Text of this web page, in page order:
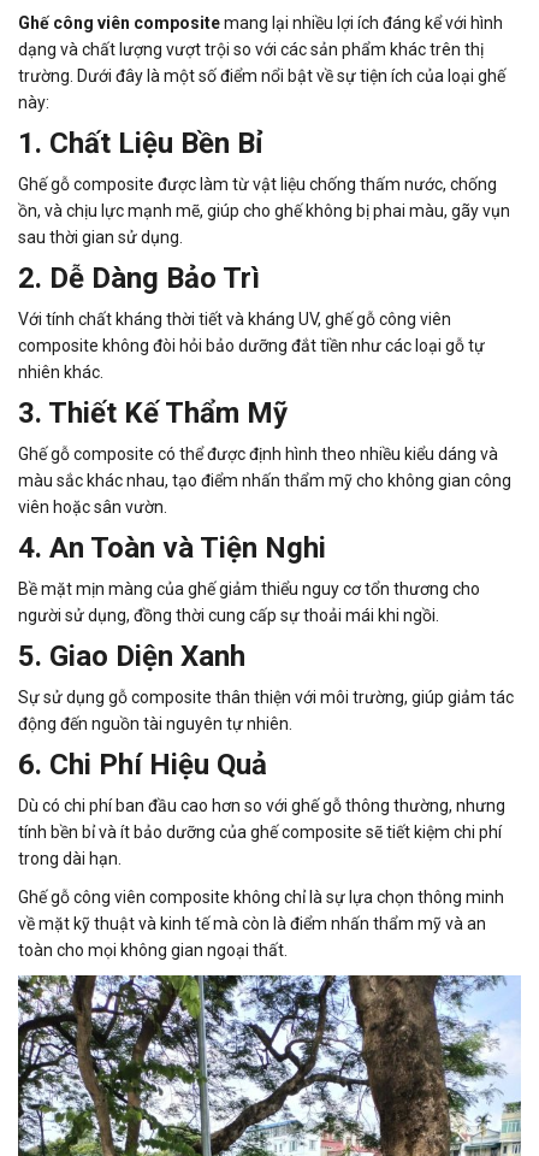
Ghế công viên compositemang lại nhiều lợi ích đáng kể với hình
dạng và chất lượng vượt trội so với các sản phẩm khác trên thị
trường. Dưới đây là một số điểm nổi bật về sự tiện ích của loại ghế
này:
1. Chất Liệu Bền Bỉ
Ghế gỗ composite được làm từ vật liệu chống thấm nước, chống
ồn, và chịu lực mạnh mẽ, giúp cho ghế không bị phai màu, gãy vụn
sau thời gian sử dụng.
2. Dễ Dàng Bảo Trì
Với tính chất kháng thời tiết và kháng UV, ghế gỗ công viên
composite không đòi hỏi bảo dưỡng đắt tiền như các loại gỗ tự
nhiên khác.
3. Thiết Kế Thẩm Mỹ
Ghế gỗ composite có thể được định hình theo nhiều kiểu dáng và
màu sắc khác nhau, tạo điểm nhấn thẩm mỹ cho không gian công
viên hoặc sân vườn.
4. An Toàn và Tiện Nghi
Bề mặt mịn màng của ghế giảm thiểu nguy cơ tổn thương cho
người sử dụng, đồng thời cung cấp sự thoải mái khi ngồi.
5. Giao Diện Xanh
Sự sử dụng gỗ composite thân thiện với môi trường, giúp giảm tác
động đến nguồn tài nguyên tự nhiên.
6. Chi Phí Hiệu Quả
Dù có chi phí ban đầu cao hơn so với ghế gỗ thông thường, nhưng
tính bền bỉ và ít bảo dưỡng của ghế composite sẽ tiết kiệm chi phí
trong dài hạn.
Ghế gỗ công viên composite không chỉ là sự lựa chọn thông minh
về mặt kỹ thuật và kinh tế mà còn là điểm nhấn thẩm mỹ và an
toàn cho mọi không gian ngoại thất.